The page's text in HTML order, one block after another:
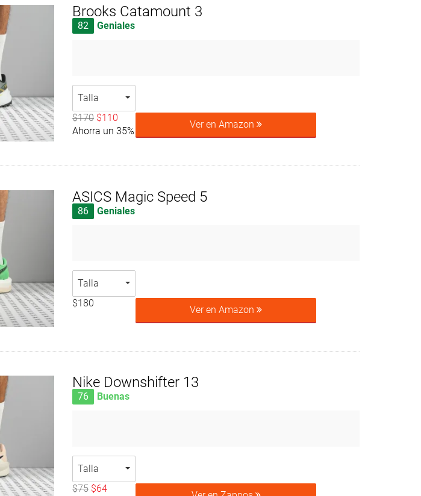
Brooks Catamount 3
82 Geniales
Talla
$170 $110
Ahorra un 35%
Ver en Amazon
ASICS Magic Speed 5
86 Geniales
Talla
$180
Ver en Amazon
Nike Downshifter 13
76 Buenas
Talla
$75 $64